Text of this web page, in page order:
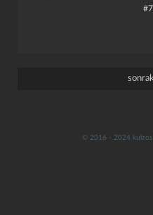
çok az miktarda kurban
kurban kavurması fikrine
© 2016 - 2024 kulzos